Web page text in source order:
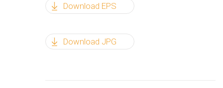
Download EPS
Download JPG